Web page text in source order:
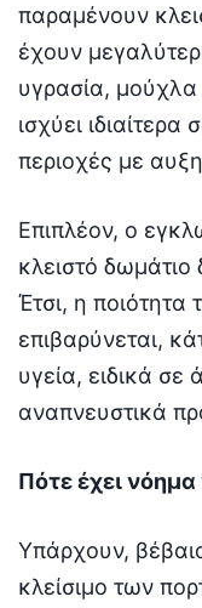
παραμένουν
έχουν
υγρασία,
ισχύει
περιοχές με
Επιπλέον, ο
κλειστό
Έτσι, η ποιότητα
επιβαρύνεται,
υγεία, ειδικά σε
αναπνευστικά
Πότε έχει νόημα
Υπάρχουν,
κλείσιμο των